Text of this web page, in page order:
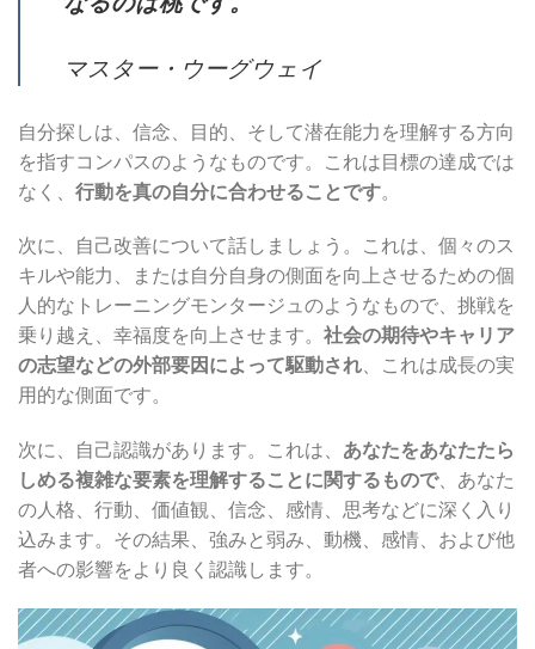
マスター・ウーグウェイ
自分探しは、信念、目的、そして潜在能力を理解する方向
を指すコンパスのようなものです。これは目標の達成では
なく、 行動を真の自分に合わせることです
次に、自己改善について話しましょう。これは、個々のス
キルや能力、または自分自身の側面を向上させるための個
人的なトレーニングモンタージュのようなもので、挑戦を
乗り越え、幸福度を向上させます。 社会の期待やキャリア
の志望などの外部要因によって駆動され 、これは成長の実
用的な側面です。
次に、自己認識があります。これは、 あなたをあなたたら
しめる複雑な要素を理解することに関するもので、あなた
の人格、行動、価値観、信念、感情、思考などに深く入り
込みます。その結果、強みと弱み、動機、感情、および他
者への影響をより良く認識します。